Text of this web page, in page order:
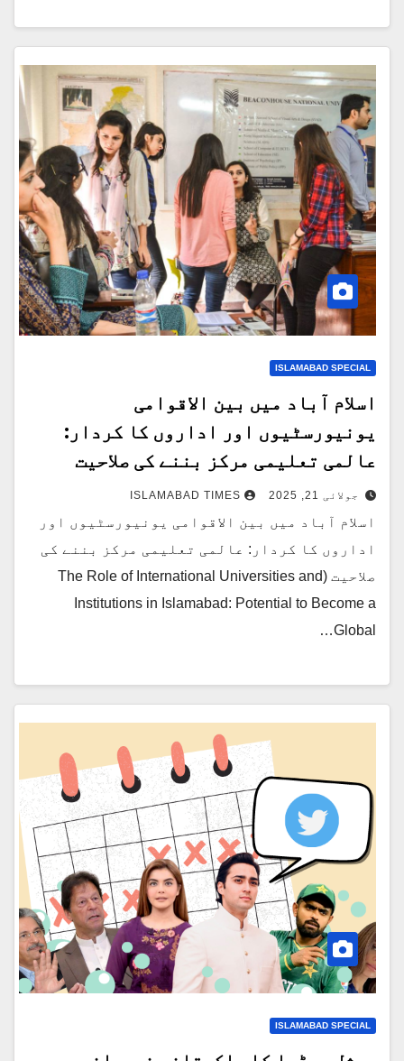
ISLAMABAD SPECIAL
اسلام آباد میں بین الاقوامی
یونیورسٹیوں اور اداروں کا کردار:
عالمی تعلیمی مرکز بننے کی صلاحیت
جولائی 21, 2025 ISLAMABAD TIMES
اسلام آباد میں بین الاقوامی یونیورسٹیوں اور
اداروں کا کردار: عالمی تعلیمی مرکز بننے کی
صلاحیت (The Role of International Universities and
Institutions in Islamabad: Potential to Become a
Global…
ISLAMABAD SPECIAL